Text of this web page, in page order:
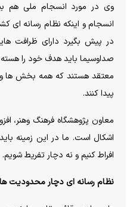
وی در مورد انسجام ملی هم
انسجام و اینکه نظام رسانه ای
در پیش بگیرد دارای ظرافت
صداوسیما باید هدف خود را
معتقد هستند که همه بخش ها و
پیدا کنند.
معاون پژوهشگاه فرهنگ وهنر،
اشکال است. ما در این زمینه
افراط کنیم و نه دچار تفریط شویم.
نظام رسانه ای دچار محدودیت